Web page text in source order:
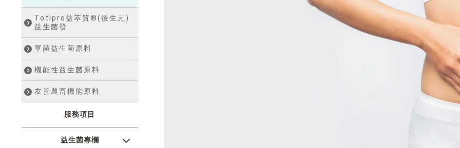
Totipro益萃質®(後生元)
益生菌發
單菌益生菌原料
機能性益生菌原料
友善農畜機能原料
服務項目
益生菌專欄